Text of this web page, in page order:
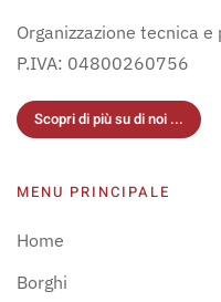
Organizzazione tecnica
P.IVA: 04800260756
Scopri di più su di noi ...
MENU PRINCIPALE
Home
Borghi